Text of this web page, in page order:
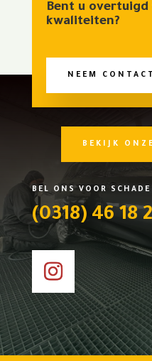
Bent u overtuigd
kwaliteiten?
NEEM
BEKIJK
BEL ONS VOOR SCHADE
(0318) 46 18